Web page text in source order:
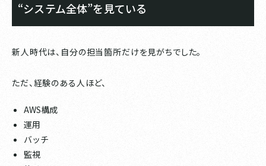
“システム全体”を見ている
新人時代は、自分の担当箇所だけを見がちでした。
ただ、経験のある人ほど、
AWS構成
運用
バッチ
監視